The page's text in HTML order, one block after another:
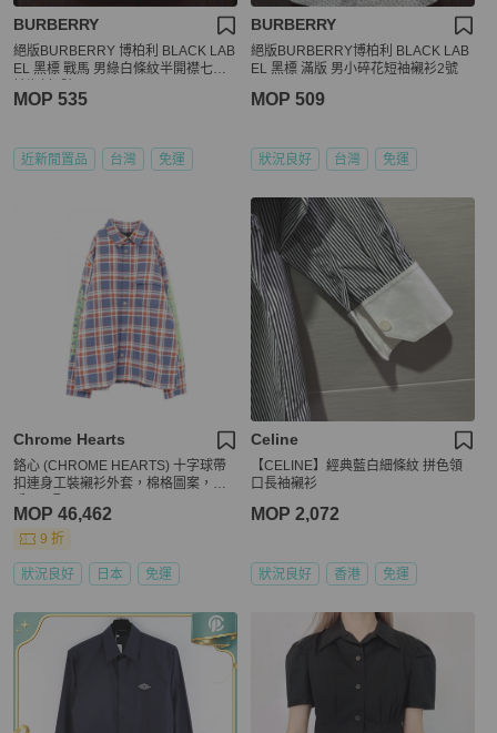
BURBERRY
絕版BURBERRY 博柏利 BLACK LAB
EL 黑標 戰馬 男綠白條紋半開襟七分
MOP 535
近新閒置品 台灣 免運
BURBERRY
絕版BURBERRY博柏利 BLACK LAB
EL 黑標 滿版 男小碎花短袖襯衫2號
MOP 509
狀況良好 台灣 免運
Chrome Hearts
鉻心 (CHROME HEARTS) 十字球帶
扣連身工裝襯衫外套，棉格圖案，二
MOP 46,462
9 折
狀況良好 日本 免運
Celine
【CELINE】經典藍白細條紋 拼色領
口長袖襯衫
MOP 2,072
狀況良好 香港 免運